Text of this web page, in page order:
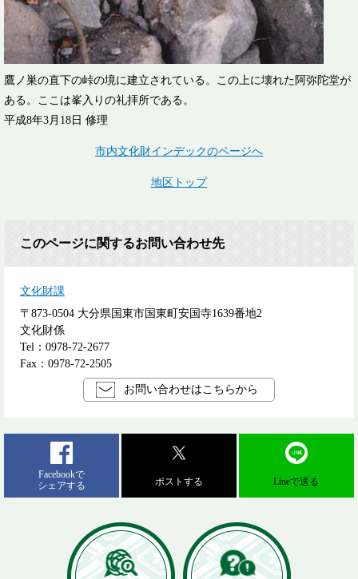
鷹ノ巣の直下の峠の境に建立されている。この上に壊れた阿弥陀堂が
ある。ここは峯入りの礼拝所である。
平成8年3月18日 修理
市内文化財インデックのページへ
地区トップ
このページに関するお問い合わせ先
文化財課
〒873-0504 大分県国東市国東町安国寺1639番地2
文化財係
Tel：0978-72-2677
Fax：0978-72-2505
お問い合わせはこちらから
Facebookで
シェアする
ポストする Lineで送る